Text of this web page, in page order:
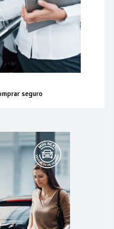
seguro